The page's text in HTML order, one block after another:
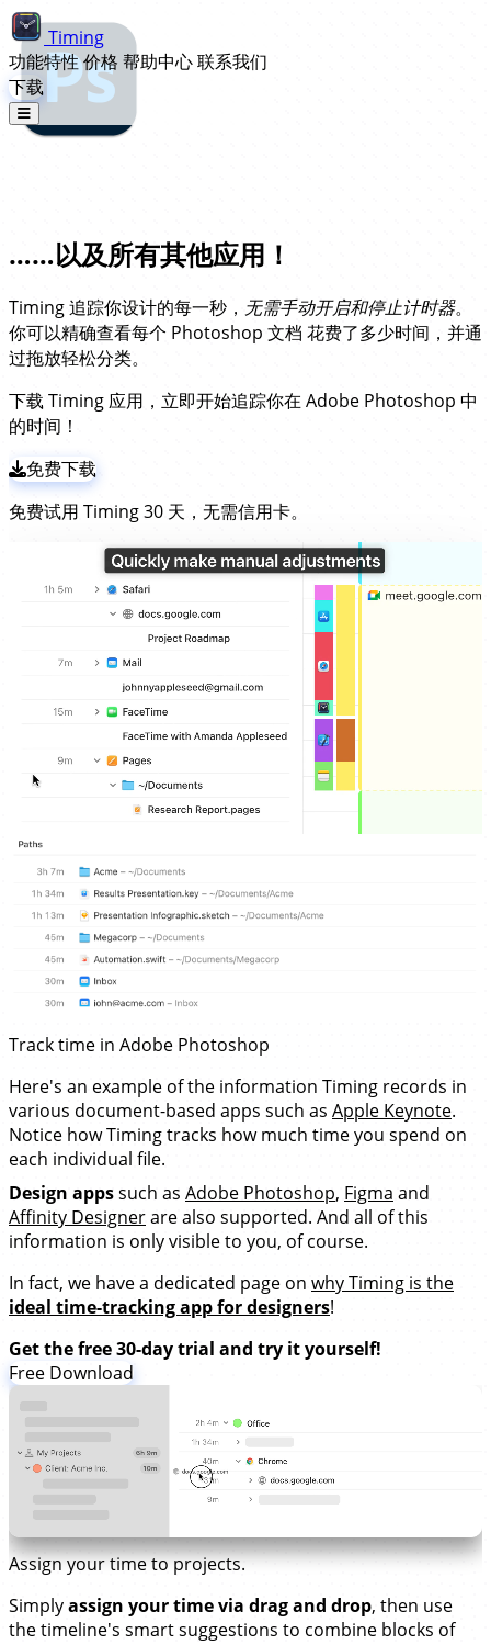
Timing
功能特性价格 帮助中心联系我们
下载
……以及所有其他应用！
Timing 追踪你设计的每一秒， 无需手动开启和停止计时器。
你可以精确查看每个 Photoshop 文档 花费了多少时间，并通
过拖放轻松分类。
下载 Timing 应用，立即开始追踪你在 Adobe Photoshop 中
的时间！
免费下载
免费试用 Timing 30 天，无需信用卡。
Track time in Adobe Photoshop
Here's an example of the information Timing records in
various document-based apps such as Apple Keynote.
Notice how Timing tracks how much time you spend on
each individual file.
Design appssuch as Adobe Photoshop, Figma and
Affinity Designerare also supported. And all of this
information is only visible to you, of course.
In fact, we have a dedicated page on why Timing is the
ideal time-tracking app for designers!
Get the free 30-day trial and try it yourself!
Free Download
Assign your time to projects.
Simplyassign your time via drag and drop, then use
the timeline's smart suggestions to combine blocks of